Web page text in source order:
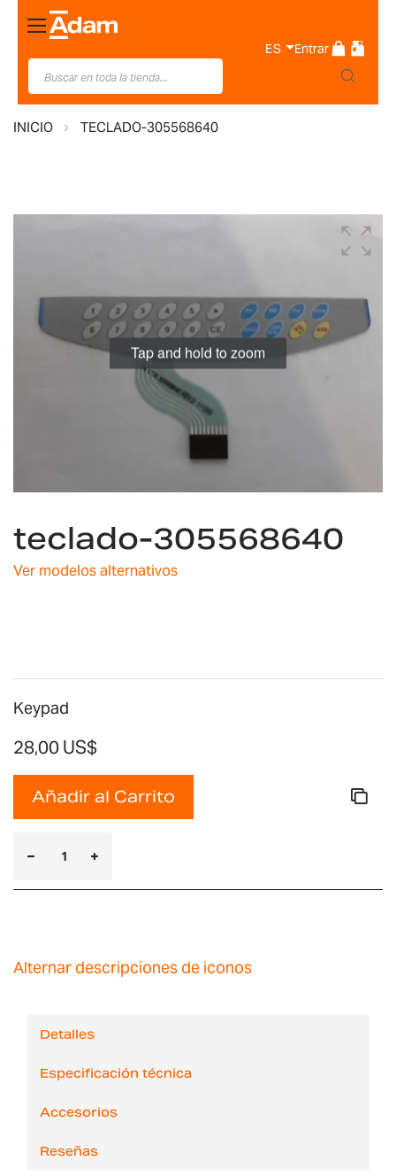
Toggle
Nav
ES Entrar
INICIO TECLADO-305568640
Tap and hold to zoom
comienzo
la
teclado-305568640
Ver modelos alternativos
Keypad
28,00 US$
Añadir al Carrito
Alternar descripciones de iconos
Detalles
Especificación técnica
Accesorios
Reseñas